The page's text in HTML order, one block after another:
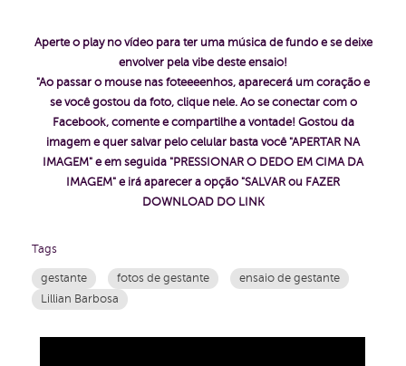
Aperte o play no vídeo para ter uma música de fundo e se deixe
envolver pela vibe deste ensaio!
"Ao passar o mouse nas foteeeenhos, aparecerá um coração e
se você gostou da foto, clique nele. Ao se conectar com o
Facebook, comente e compartilhe a vontade! Gostou da
imagem e quer salvar pelo celular basta você "APERTAR NA
IMAGEM" e em seguida "PRESSIONAR O DEDO EM CIMA DA
IMAGEM" e irá aparecer a opção "SALVAR ou FAZER
DOWNLOAD DO LINK
Tags
gestante fotos de gestante
ensaio de gestante
Lillian Barbosa